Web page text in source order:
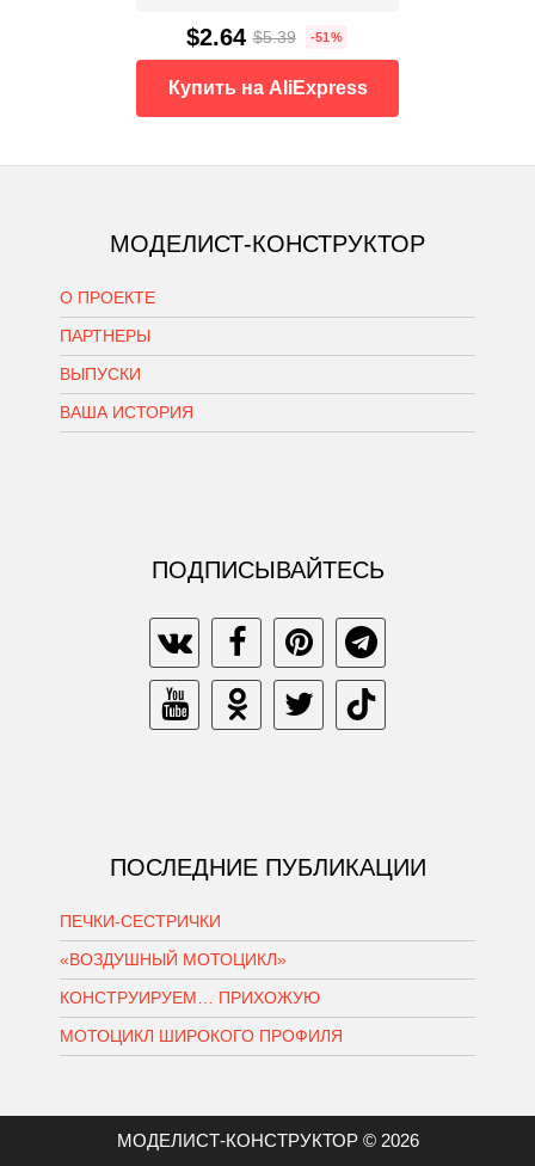
$2.64 $5.39 -51%
Купить на AliExpress
МОДЕЛИСТ-КОНСТРУКТОР
О ПРОЕКТЕ
ПАРТНЕРЫ
ВЫПУСКИ
ВАША ИСТОРИЯ
ПОДПИСЫВАЙТЕСЬ
ПОСЛЕДНИЕ ПУБЛИКАЦИИ
ПЕЧКИ-СЕСТРИЧКИ
«ВОЗДУШНЫЙ МОТОЦИКЛ»
КОНСТРУИРУЕМ… ПРИХОЖУЮ
МОТОЦИКЛ ШИРОКОГО ПРОФИЛЯ
МОДЕЛИСТ-КОНСТРУКТОР © 2026